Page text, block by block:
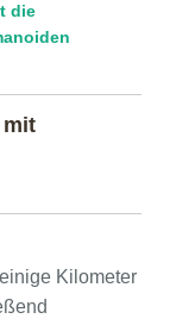
die
Kilometer